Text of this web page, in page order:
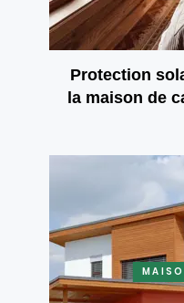
Protection
la maison de